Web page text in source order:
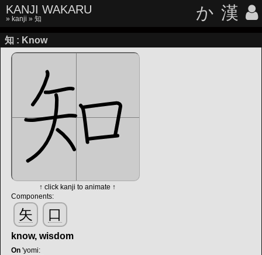
KANJI WAKARU
» kanji » 知 か 漢
知 : Know
↑ click kanji to animate ↑
Components:
矢 口
know, wisdom
On 'yomi: